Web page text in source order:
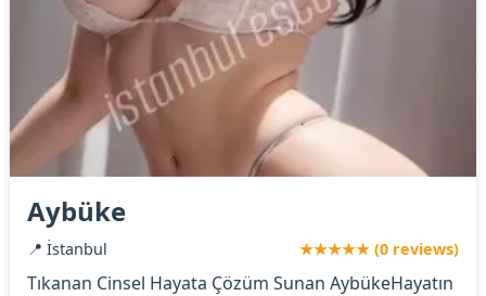
Aybüke
📍 İstanbul ★★★★★ (0 reviews)
Tıkanan Cinsel Hayata Çözüm Sunan AybükeHayatın